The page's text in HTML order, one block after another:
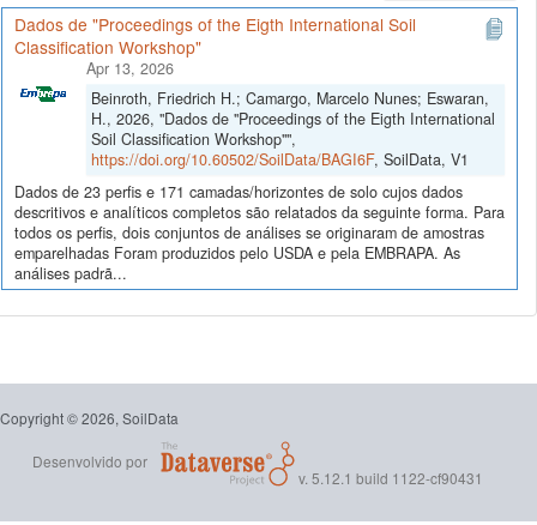
Dados de "Proceedings of the Eigth International Soil
Classification Workshop"
Apr 13, 2026
Beinroth, Friedrich H.; Camargo, Marcelo Nunes; Eswaran,
H., 2026, "Dados de "Proceedings of the Eigth International
Soil Classification Workshop"",
https://doi.org/10.60502/SoilData/BAGI6F, SoilData, V1
Dados de 23 perfis e 171 camadas/horizontes de solo cujos dados
descritivos e analíticos completos são relatados da seguinte forma. Para
todos os perfis, dois conjuntos de análises se originaram de amostras
emparelhadas Foram produzidos pelo USDA e pela EMBRAPA. As
análises padrã...
Copyright © 2026, SoilData
Desenvolvido por
v. 5.12.1 build 1122-cf90431